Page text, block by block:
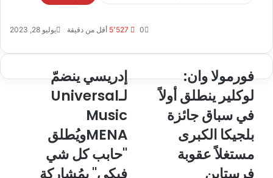
يوليو 28, 2023 0 أقل من دقيقة
إدريسي ينضمّ
لـUniversal
Music
MENAويُطلق
"حابب كل شي
فيكي" بمُشاركة
فورمولا وان:
لوكلير ينطلق أولاً
في سباق جائزة
بلجيكا الكبرى
مستغلاً عقوبة
فرستابن